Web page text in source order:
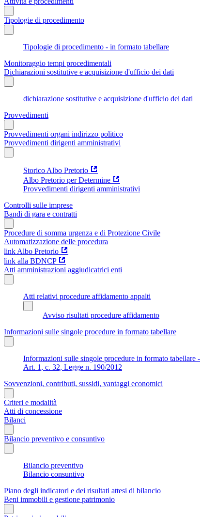
Tipologie di procedimento
Tipologie di procedimento - in formato tabellare
Monitoraggio tempi procedimentali
Dichiarazioni sostitutive e acquisizione d'ufficio dei dati
dichiarazione sostitutive e acquisizione d'ufficio dei dati
Provvedimenti
Provvedimenti organi indirizzo politico
Provvedimenti dirigenti amministrativi
Storico Albo Pretorio
Albo Pretorio per Determine
Provvedimenti dirigenti amministrativi
Controlli sulle imprese
Bandi di gara e contratti
Procedure di somma urgenza e di Protezione Civile
Automatizzazione delle procedura
link Albo Pretorio
link alla BDNCP
Atti amministrazioni aggiudicatrici enti
Atti relativi procedure affidamento appalti
Avviso risultati procedure affidamento
Informazioni sulle singole procedure in formato tabellare
Informazioni sulle singole procedure in formato tabellare -
Art. 1, c. 32, Legge n. 190/2012
Sovvenzioni, contributi, sussidi, vantaggi economici
Criteri e modalità
Atti di concessione
Bilanci
Bilancio preventivo e consuntivo
Bilancio preventivo
Bilancio consuntivo
Piano degli indicatori e dei risultati attesi di bilancio
Beni immobili e gestione patrimonio